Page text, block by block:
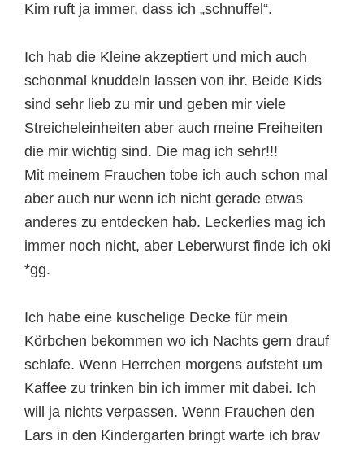
Kim ruft ja immer, dass ich „schnuffel“.
Ich hab die Kleine akzeptiert und mich auch
schonmal knuddeln lassen von ihr. Beide Kids
sind sehr lieb zu mir und geben mir viele
Streicheleinheiten aber auch meine Freiheiten
die mir wichtig sind. Die mag ich sehr!!!
Mit meinem Frauchen tobe ich auch schon mal
aber auch nur wenn ich nicht gerade etwas
anderes zu entdecken hab. Leckerlies mag ich
immer noch nicht, aber Leberwurst finde ich oki
*gg.
Ich habe eine kuschelige Decke für mein
Körbchen bekommen wo ich Nachts gern drauf
schlafe. Wenn Herrchen morgens aufsteht um
Kaffee zu trinken bin ich immer mit dabei. Ich
will ja nichts verpassen. Wenn Frauchen den
Lars in den Kindergarten bringt warte ich brav